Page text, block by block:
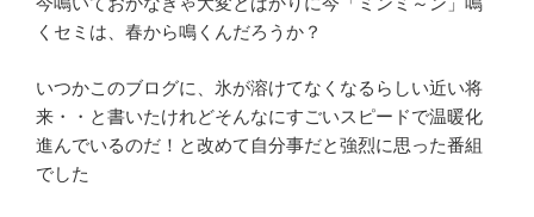
くセミは、春から鳴くんだろうか？
いつかこのブログに、氷が溶けてなくなるらしい近い将
来・・と書いたけれどそんなにすごいスピードで温暖化
進んでいるのだ！と改めて自分事だと強烈に思った番組
でした